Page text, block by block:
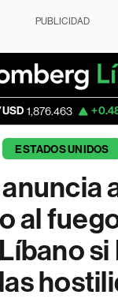
PUBLICIDAD
+0.48% Visa 365.67
ESTADOS UNIDOS
anuncia
al